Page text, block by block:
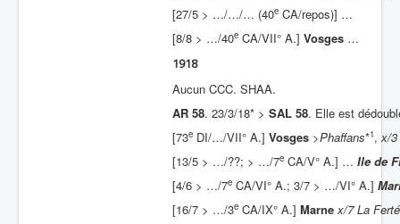
[27/5 > …/…/… (40e CA/repos)] …
[8/8 > …/40e CA/VII° A.] Vosges …
1918
Aucun CCC. SHAA.
AR 58. 23/3/18* > SAL 58. Elle est
[73e DI/…/VII° A.] Vosges >Phaffans*1, x/3
[13/5 > …/??; > …/7e CA/V° A.] … Ile de
[4/6 > …/7e CA/VI° A.; 3/7 > …/VI° A.]
[16/7 > …/3e CA/IX° A.] Marne x/7 La